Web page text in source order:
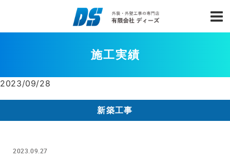
施工実績
2023/09/28
新築工事
2023.09.27